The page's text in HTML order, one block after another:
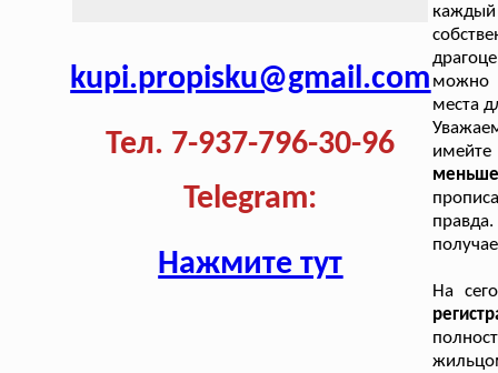
kupi.propisku@gmail.com
Тел. 7-937-796-30-96
Telegram:
Нажмите тут
каждый
можно
места
На